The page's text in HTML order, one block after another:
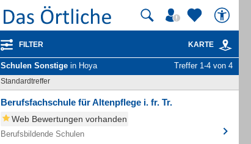
FILTER KARTE
Schulen Sonstige in Hoya Treffer 1-4 von 4
Standardtreffer
Berufsfachschule für Altenpflege i. fr. Tr.
Web Bewertungen vorhanden
Berufsbildende Schulen